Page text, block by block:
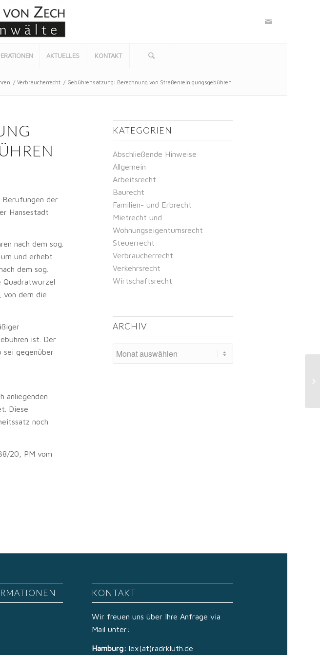
AKTUELLES KONTAKT
/ Verbraucherrecht / Gebührensatzung: Berechnung von Straßenreinigungsgebühren
der
Hansestadt
nach dem sog.
und erhebt
dem sog.
Quadratwurzel
von dem die
ist. Der
sei gegenüber
anliegenden
Diese
noch
20, PM vom
KATEGORIEN
Abschließende Hinweise
Allgemein
Arbeitsrecht
Baurecht
Familien- und Erbrecht
Mietrecht und
Wohnungseigentumsrecht
Steuerrecht
Verbraucherrecht
Verkehrsrecht
Wirtschaftsrecht
ARCHIV
KONTAKT
Wir freuen uns über Ihre Anfrage via
Mail unter:
Hamburg: lex(at)radrkluth.de